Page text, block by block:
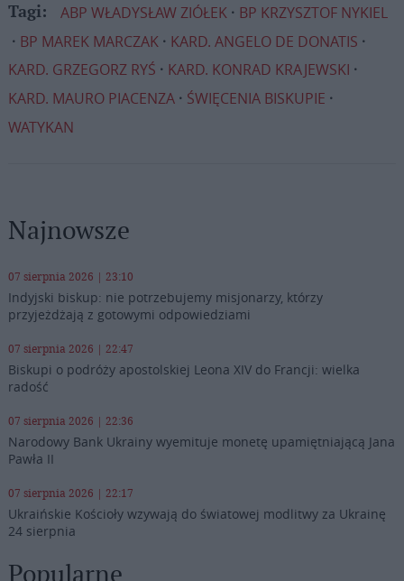
Tagi: ABP WŁADYSŁAW ZIÓŁEK
BP KRZYSZTOF NYKIEL
BP MAREK MARCZAK
KARD. ANGELO DE DONATIS
KARD. GRZEGORZ RYŚ
KARD. KONRAD KRAJEWSKI
KARD. MAURO PIACENZA
ŚWIĘCENIA BISKUPIE
WATYKAN
Najnowsze
07 sierpnia 2026 | 23:10
Indyjski biskup: nie potrzebujemy misjonarzy, którzy
przyjeżdżają z gotowymi odpowiedziami
07 sierpnia 2026 | 22:47
Biskupi o podróży apostolskiej Leona XIV do Francji: wielka
radość
07 sierpnia 2026 | 22:36
Narodowy Bank Ukrainy wyemituje monetę upamiętniającą Jana
Pawła II
07 sierpnia 2026 | 22:17
Ukraińskie Kościoły wzywają do światowej modlitwy za Ukrainę
24 sierpnia
Popularne